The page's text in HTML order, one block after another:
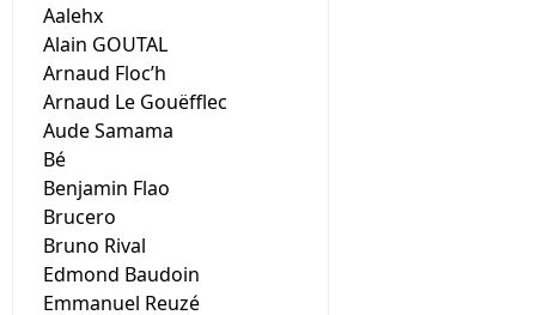
Aalehx
Alain GOUTAL
Arnaud Floc’h
Arnaud Le Gouëfflec
Aude Samama
Bé
Benjamin Flao
Brucero
Bruno Rival
Edmond Baudoin
Emmanuel Reuzé